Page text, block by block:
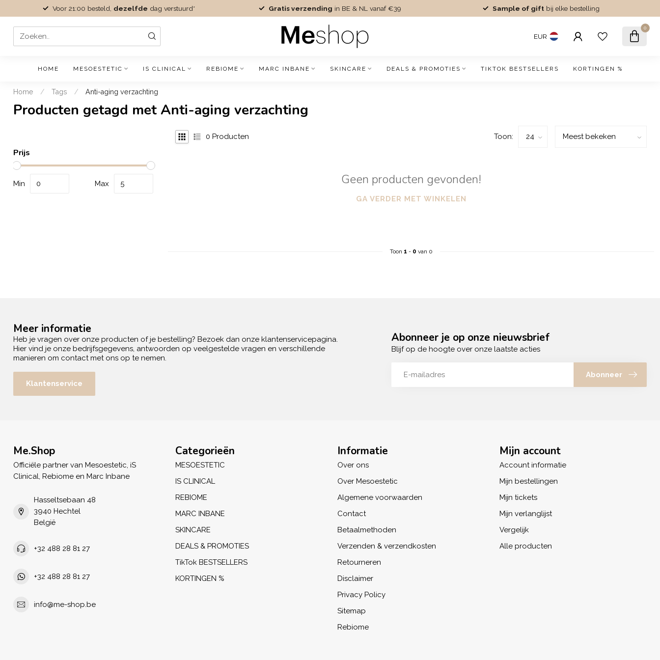
Voor 21:00 besteld, dezelfde dag verstuurd* Gratis verzending in BE & NL vanaf €39 Sample of gift bij elke bestelling
EUR
0
HOME MESOESTETIC IS CLINICAL REBIOME MARC INBANE SKINCARE DEALS & PROMOTIES TIKTOK BESTSELLERS KORTINGEN %
Home / Tags / Anti-aging verzachting
Producten getagd met Anti-aging verzachting
Prijs
Min Max
0 Producten Toon:
Geen producten gevonden!
GA VERDER MET WINKELEN
Toon 1 - 0 van 0
Meer informatie
Heb je vragen over onze producten of je bestelling? Bezoek dan onze klantenservicepagina.
Hier vind je onze bedrijfsgegevens, antwoorden op veelgestelde vragen en verschillende
manieren om contact met ons op te nemen.
Klantenservice
Abonneer je op onze nieuwsbrief
Blijf op de hoogte over onze laatste acties
Abonneer
Me.Shop
Officiële partner van Mesoestetic, iS
Clinical, Rebiome en Marc Inbane
Hasseltsebaan 48
3940 Hechtel
België
+32 488 28 81 27
+32 488 28 81 27
info@me-shop.be
Categorieën
MESOESTETIC
IS CLINICAL
REBIOME
MARC INBANE
SKINCARE
DEALS & PROMOTIES
TikTok BESTSELLERS
KORTINGEN %
Informatie
Over ons
Over Mesoestetic
Algemene voorwaarden
Contact
Betaalmethoden
Verzenden & verzendkosten
Retourneren
Disclaimer
Privacy Policy
Sitemap
Rebiome
Mijn account
Account informatie
Mijn bestellingen
Mijn tickets
Mijn verlanglijst
Vergelijk
Alle producten